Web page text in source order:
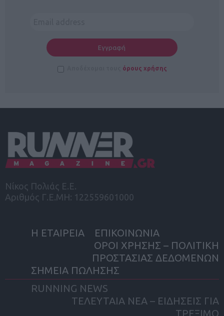
όρους χρήσης
Νίκος Πολιάς Ε.Ε.
Αριθμός Γ.Ε.ΜΗ: 122559601000
Η ΕΤΑΙΡΕΙΑ
ΕΠΙΚΟΙΝΩΝΙΑ
ΟΡΟΙ ΧΡΗΣΗΣ – ΠΟΛΙΤΙΚΗ
ΠΡΟΣΤΑΣΙΑΣ ΔΕΔΟΜΕΝΩΝ
ΣΗΜΕΙΑ ΠΩΛΗΣΗΣ
RUNNING NEWS
ΤΕΛΕΥΤΑΙΑ ΝΕΑ – ΕΙΔΗΣΕΙΣ ΓΙΑ
ΤΡΕΞΙΜΟ